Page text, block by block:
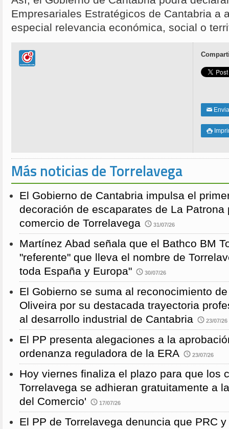
Empresariales Estratégicos de Cantabria a
especial relevancia económica, social o
✉

Más noticias de Torrelavega
El Gobierno de Cantabria impulsa el
decoración de escaparates de La Patrona
comercio de Torrelavega
31/07/26
Martínez Abad señala que el Bathco BM
"referente" que lleva el nombre de
toda España y Europa"
30/07/26
El Gobierno se suma al reconocimiento
Oliveira por su destacada trayectoria
al desarrollo industrial de Cantabria
23/07/26
El PP presenta alegaciones a la
ordenanza reguladora de la ERA
23/07/26
Hoy viernes finaliza el plazo para que los
Torrelavega se adhieran gratuitamente a
del Comercio'
17/07/26
El PP de Torrelavega denuncia que PRC